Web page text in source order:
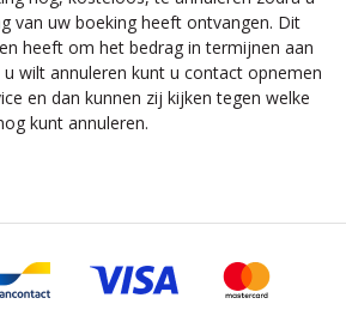
van uw boeking heeft ontvangen. Dit
heeft om het bedrag in termijnen aan
wilt annuleren kunt u contact opnemen
en dan kunnen zij kijken tegen welke
kunt annuleren.